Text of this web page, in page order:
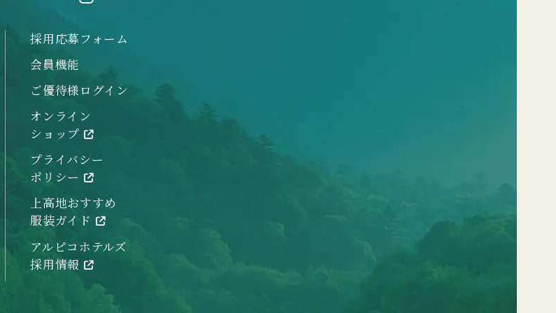
採用応募フォーム
会員機能
ご優待様ログイン
オンライン
ショップ
プライバシー
ポリシー
上高地おすすめ
服装ガイド
アルピコホテルズ
採用情報